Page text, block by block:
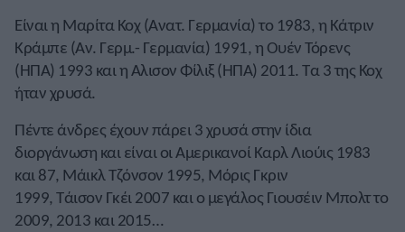
Είναι η Μαρίτα Κοχ (Ανατ. Γερμανία) το 1983, η Κάτριν
Κράμπε (Αν. Γερμ.- Γερμανία) 1991, η Ουέν Τόρενς
(ΗΠΑ) 1993 και η Αλισον Φίλιξ (ΗΠΑ) 2011. Τα 3 της Κοχ
ήταν χρυσά.
Πέντε άνδρες έχουν πάρει 3 χρυσά στην ίδια
διοργάνωση και είναι οι Αμερικανοί Καρλ Λιούις 1983
και 87, Μάικλ Τζόνσον 1995, Μόρις Γκριν
1999, Τάισον Γκέι 2007 και ο μεγάλος Γιουσέιν Μπολτ το
2009, 2013 και 2015…